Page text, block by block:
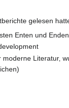
gelesen
Enten und Enden
Literatur,